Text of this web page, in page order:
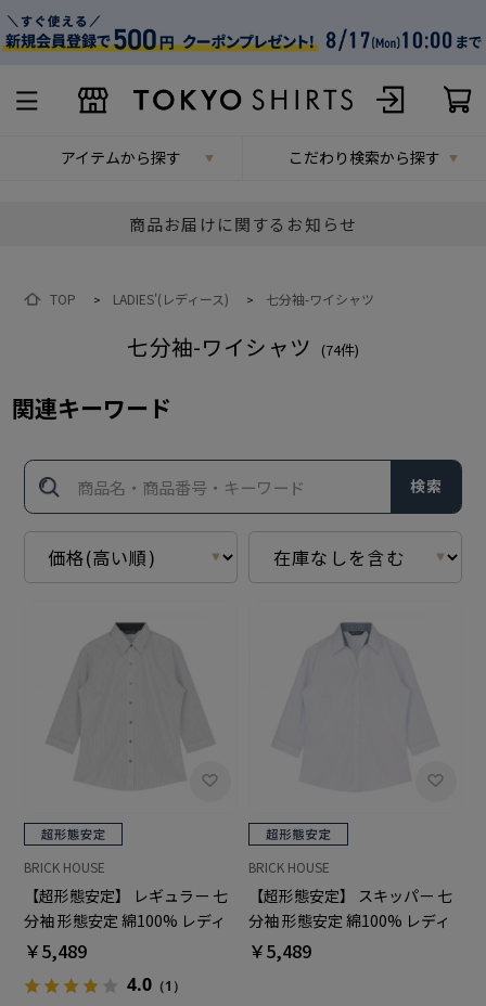
アイテムから探す こだわり検索から探す
商品お届けに関するお知らせ
TOP > LADIES'(レディース) > 七分袖-ワイシャツ
七分袖-ワイシャツ (74件)
関連キーワード
検索
BRICK HOUSE
【超形態安定】 レギュラー 七
分袖 形態安定 綿100% レディ
ースシャツ
￥5,489
4.0（1）
BRICK HOUSE
【超形態安定】 スキッパー 七
分袖 形態安定 綿100% レディ
ースシャツ
￥5,489